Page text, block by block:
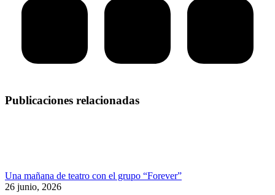
Publicaciones relacionadas
Una mañana de teatro con el grupo “Forever”
26 junio, 2026